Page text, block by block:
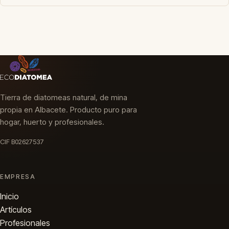
30,95 €.
28,95 €.
Tierra de diatomeas natural, de mina
propia en Albacete. Producto puro para
hogar, huerto y profesionales.
CIF B02627537
EMPRESA
Inicio
Artículos
Profesionales